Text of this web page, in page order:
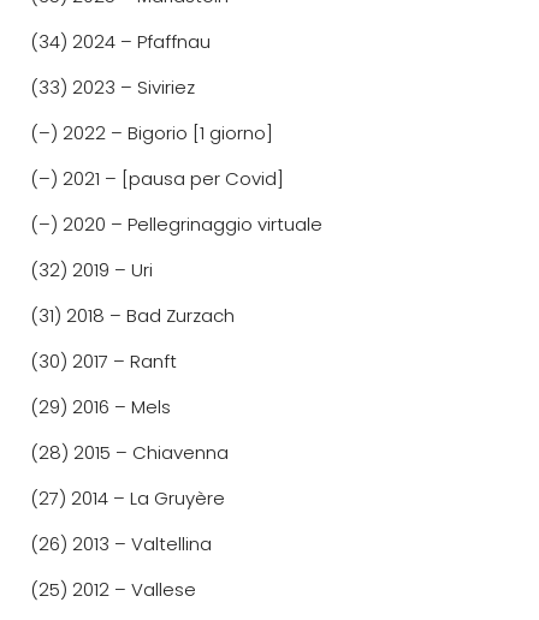
(34) 2024 – Pfaffnau
(33) 2023 – Siviriez
(–) 2022 – Bigorio [1 giorno]
(–) 2021 – [pausa per Covid]
(–) 2020 – Pellegrinaggio virtuale
(32) 2019 – Uri
(31) 2018 – Bad Zurzach
(30) 2017 – Ranft
(29) 2016 – Mels
(28) 2015 – Chiavenna
(27) 2014 – La Gruyère
(26) 2013 – Valtellina
(25) 2012 – Vallese